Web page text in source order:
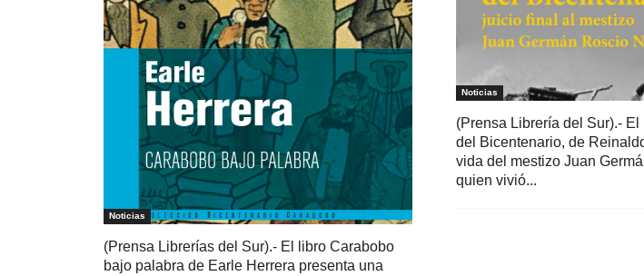
Noticias
(Prensa Librerías del Sur).- El libro Carabobo
bajo palabra de Earle Herrera presenta una
Noticias
(Prensa Librería del Sur).-
del Bicentenario, de
vida del mestizo Juan
quien vivió...